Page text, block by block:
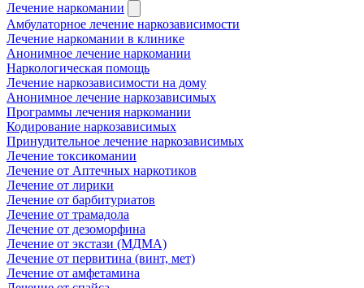
Лечение наркомании
Амбулаторное лечение наркозависимости
Лечение наркомании в клинике
Анонимное лечение наркомании
Наркологическая помощь
Лечение наркозависимости на дому
Анонимное лечение наркозависимых
Программы лечения наркомании
Кодирование наркозависимых
Принудительное лечение наркозависимых
Лечение токсикомании
Лечение от Аптечных наркотиков
Лечение от лирики
Лечение от барбитуриатов
Лечение от трамадола
Лечение от дезоморфина
Лечение от экстази (МДМА)
Лечение от первитина (винт, мет)
Лечение от амфетамина